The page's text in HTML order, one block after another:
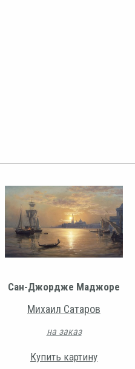
Сан-Джордже Маджоре
Михаил Сатаров
на заказ
Купить картину